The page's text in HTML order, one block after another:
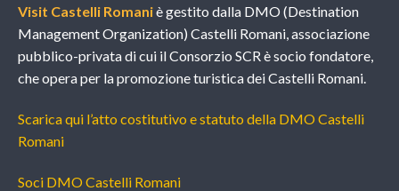
Visit Castelli Romaniè gestito dalla DMO (Destination
Management Organization) Castelli Romani, associazione
pubblico-privata di cui il Consorzio SCR è socio fondatore,
che opera per la promozione turistica dei Castelli Romani.
Scarica qui l’atto costitutivo e statuto della DMO Castelli
Romani
Soci DMO Castelli Romani